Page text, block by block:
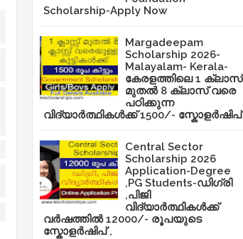
Scholarship-Apply Now
Margadeepam
Scholarship 2026-
Malayalam- Kerala-
കേരളത്തിലെ 1 ക്ലാസ്
മുതൽ 8 ക്ലാസ് വരെ
പഠിക്കുന്ന
വിദ്യാർത്ഥികൾക്ക് 1500/- സ്കോളർഷിപ്
Central Sector
Scholarship 2026
Application-Degree
,PG Students-ഡിഗ്രി
,പിജി
വിദ്യാർത്ഥികൾക്ക്
വർഷത്തിൽ 12000/- രൂപയുടെ
സ്കോളർഷിപ് ,